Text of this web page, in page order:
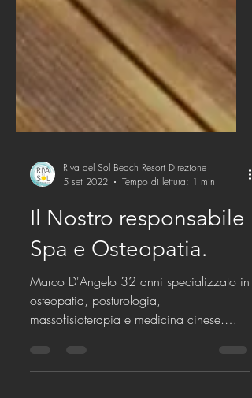
Riva del Sol Beach Resort Direzione
5 set 2022
Tempo di lettura: 1 min
Il Nostro responsabile
Spa e Osteopatia.
Marco D'Angelo 32 anni specializzato in
osteopatia, posturologia,